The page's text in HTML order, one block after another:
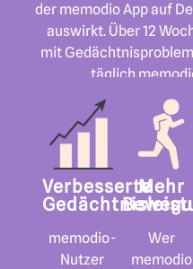
der memodio App auf
auswirkt. Über 12
mit
täglich
Verbesserte
memodio-
Nutzer
Mehr
Wer
memodio